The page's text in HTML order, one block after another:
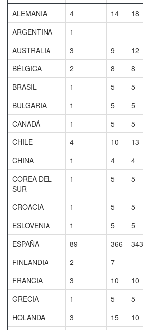
ALEMANIA
4 14 18
ARGENTINA
1
AUSTRALIA
3 9 12
BÉLGICA
2 8 8
BRASIL
1 5 5
BULGARIA
1 5 5
CANADÁ
1 5 5
CHILE
4 10 13
CHINA
1 4 4
COREA DEL
SUR
1 5 5
CROACIA 1 5 5
ESLOVENIA
1 5 5
ESPAÑA
89 366 343
FINLANDIA
2 7
FRANCIA
3 10 10
GRECIA
1 5 5
HOLANDA
3 15 10